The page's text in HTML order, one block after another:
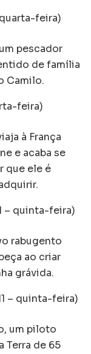
feira)
pescador
de família
Camilo.
feira)
à França
e acaba se
que ele é
– quinta-feira)
rabugento
ao criar
grávida.
– quinta-feira)
um piloto
Terra de 65